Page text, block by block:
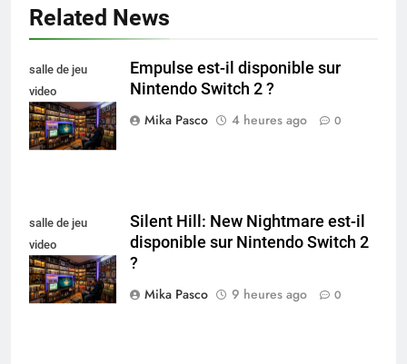
Related News
salle de jeu
video
collectionneur
Empulse est-il disponible sur
Nintendo Switch 2 ?
Mika Pasco
4 heures ago 0
salle de jeu
video
collectionneur
Silent Hill: New Nightmare est-il
disponible sur Nintendo Switch 2
?
Mika Pasco
9 heures ago 0